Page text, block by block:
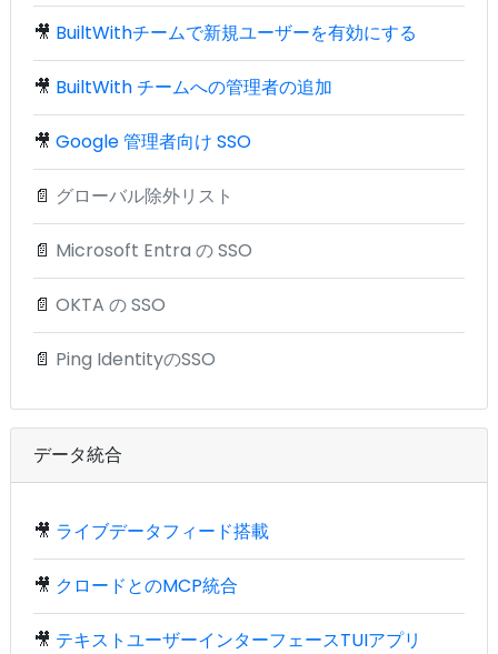
🎥 BuiltWithチームで新規ユーザーを有効にする
🎥 BuiltWith チームへの管理者の追加
🎥 Google 管理者向け SSO
📄 グローバル除外リスト
📄 Microsoft Entra の SSO
📄 OKTA の SSO
📄 Ping IdentityのSSO
データ統合
🎥 ライブデータフィード搭載
🎥 クロードとのMCP統合
🎥 テキストユーザーインターフェースTUIアプリ